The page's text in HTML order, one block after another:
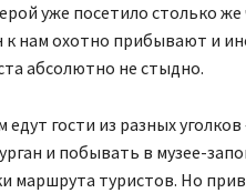
уже посетило столько же
к нам охотно прибывают и
абсолютно не стыдно.
гости из разных уголков
и побывать в музее-
маршрута туристов. Но